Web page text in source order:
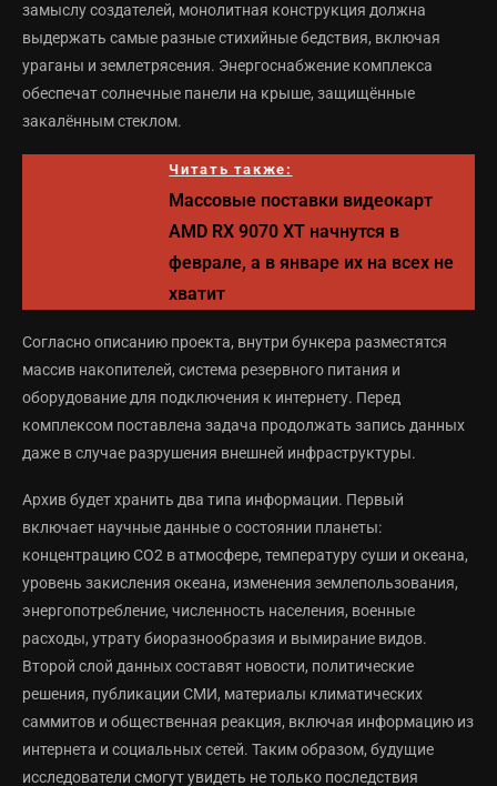
замыслу создателей, монолитная конструкция должна
выдержать самые разные стихийные бедствия, включая
ураганы и землетрясения. Энергоснабжение комплекса
обеспечат солнечные панели на крыше, защищённые
закалённым стеклом.
Читать также:
Массовые поставки видеокарт
AMD RX 9070 XT начнутся в
феврале, а в январе их на всех не
хватит
Согласно описанию проекта, внутри бункера разместятся
массив накопителей, система резервного питания и
оборудование для подключения к интернету. Перед
комплексом поставлена задача продолжать запись данных
даже в случае разрушения внешней инфраструктуры.
Архив будет хранить два типа информации. Первый
включает научные данные о состоянии планеты:
концентрацию CO2 в атмосфере, температуру суши и океана,
уровень закисления океана, изменения землепользования,
энергопотребление, численность населения, военные
расходы, утрату биоразнообразия и вымирание видов.
Второй слой данных составят новости, политические
решения, публикации СМИ, материалы климатических
саммитов и общественная реакция, включая информацию из
интернета и социальных сетей. Таким образом, будущие
исследователи смогут увидеть не только последствия